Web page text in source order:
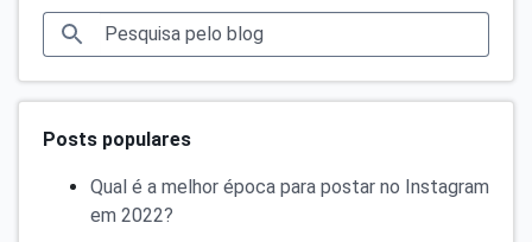
Posts populares
Qual é a melhor época para postar no Instagram
em 2022?